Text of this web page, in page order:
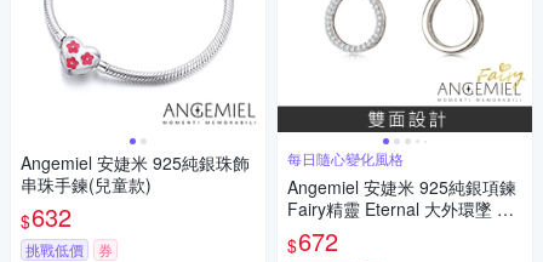
Angemiel 安婕米 925純銀珠飾
串珠手鍊(兒童款)
$632
挑戰低價 券
每日隨心變化風格
Angemiel 安婕米 925純銀項鍊
Fairy精靈 Eternal 大外環墜 白
鑽.銀
$672